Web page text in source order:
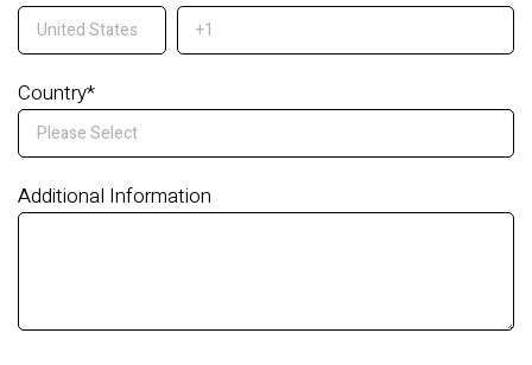
Country*
Additional Information